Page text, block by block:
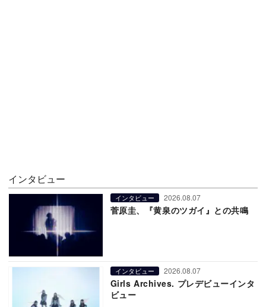
インタビュー
インタビュー 2026.08.07
菅原圭、『黄泉のツガイ』との共鳴
インタビュー 2026.08.07
Girls Archives. プレデビューインタ
ビュー